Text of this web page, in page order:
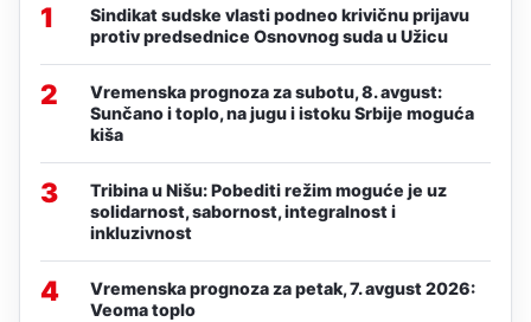
1
Sindikat sudske vlasti podneo krivičnu prijavu
protiv predsednice Osnovnog suda u Užicu
2
Vremenska prognoza za subotu, 8. avgust:
Sunčano i toplo, na jugu i istoku Srbije moguća
kiša
3
Tribina u Nišu: Pobediti režim moguće je uz
solidarnost, sabornost, integralnost i
inkluzivnost
4
Vremenska prognoza za petak, 7. avgust 2026:
Veoma toplo